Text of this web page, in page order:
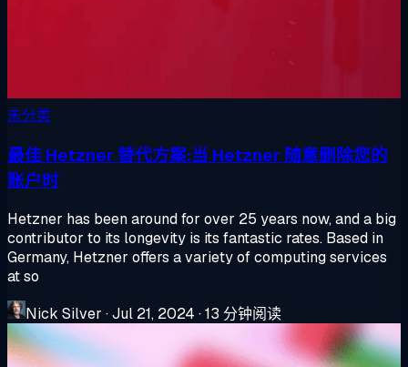
未分类
最佳 Hetzner 替代方案:当 Hetzner 随意删除您的
账户时
Hetzner has been around for over 25 years now, and a big
contributor to its longevity is its fantastic rates. Based in
Germany, Hetzner offers a variety of computing services
at so
Nick Silver ·Jul 21, 2024 ·13 分钟阅读